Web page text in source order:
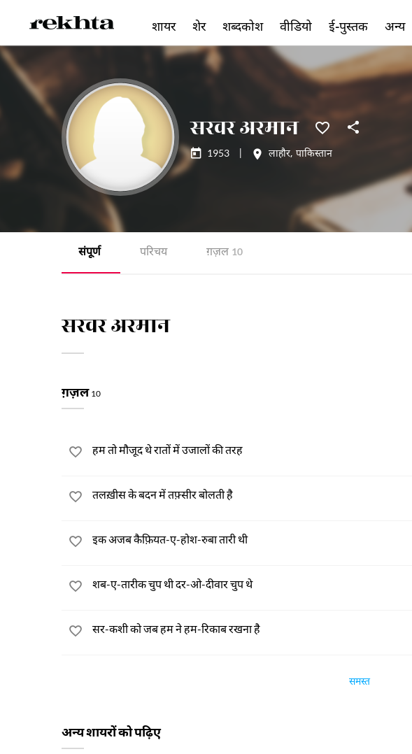
सरवर अरमान
1953 लाहौर, पाकिस्तान
संपूर्ण परिचय ग़ज़ल 10
सरवर अरमान
ग़ज़ल 10
हम तो मौजूद थे रातों में उजालों की तरह
तलख़ीस के बदन में तफ़्सीर बोलती है
इक अजब कैफ़ियत-ए-होश-रुबा तारी थी
शब-ए-तारीक चुप थी दर-ओ-दीवार चुप थे
सर-कशी को जब हम ने हम-रिकाब रखना है
समस्त
अन्य शायरों को पढ़िए
शायर शेर शब्दकोश वीडियो ई-पुस्तक अन्य